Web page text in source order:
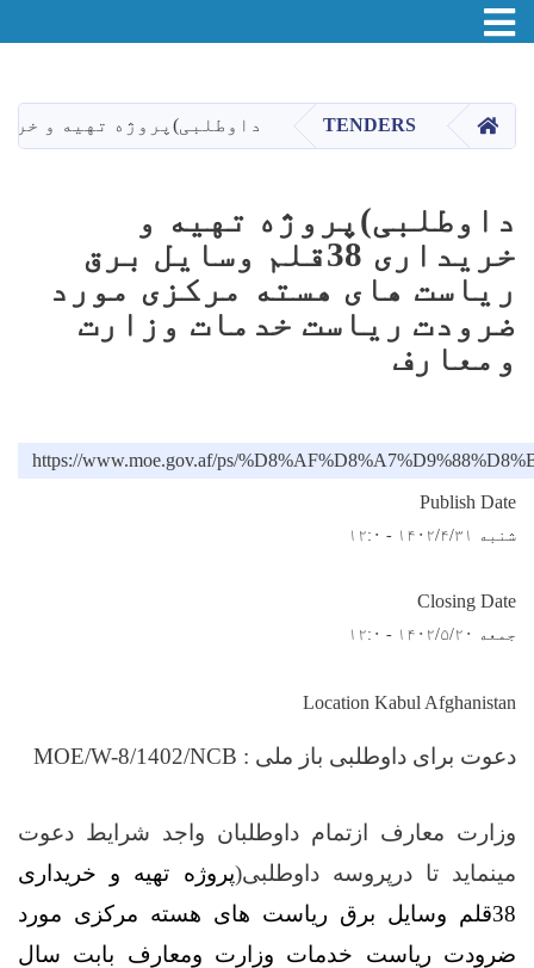
دانګل
Toggle navigation
HOME
TENDERS داوطلبی)پروژه تهیه و خریداری 38قلم وسایل برق ریاست های هسته مرکزی مورد ضرودت ریاست
داوطلبی)پروژه تهیه و
خریداری 38قلم وسایل برق
ریاست های هسته مرکزی مورد
ضرودت ریاست خدمات وزارت
ومعارف
https://www.moe.gov.af/ps/
Publish Date
شنبه ۱۴۰۲/۴/۳۱ - ۱۲:۰
Closing Date
جمعه ۱۴۰۲/۵/۲۰ - ۱۲:۰
Location Kabul Afghanistan
دعوت برای داوطلبی باز ملی : MOE/W-8/1402/NCB
وزارت معارف ازتمام داوطلبان واجد شرایط دعوت
مینماید تا درپروسه داوطلبی)پروژه
تهیه و خریداری
38قلم وسایل برق ریاست های هسته مرکزی مورد
ضرودت ریاست خدمات وزارت ومعارف بابت سال